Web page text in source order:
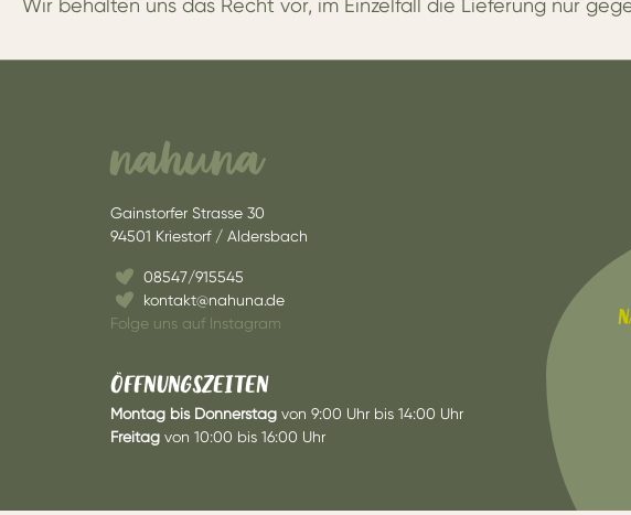
Wir behalten uns das Recht vor, im Einzelfall die Lieferung nur
nahuna
Gainstorfer Strasse 30
94501 Kriestorf / Aldersbach
08547/915545
kontakt@nahuna.de
Folge uns auf Instagram
ÖFFNUNGSZEITEN
Montag bis Donnerstag von 9:00 Uhr bis 14:00 Uhr
Freitag von 10:00 bis 16:00 Uhr